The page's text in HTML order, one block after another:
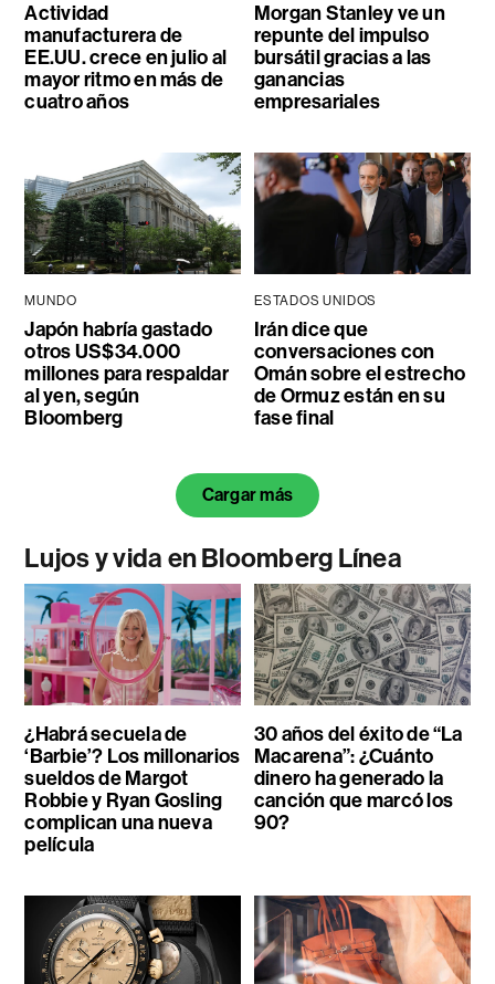
Actividad
manufacturera de
EE.UU. crece en julio al
mayor ritmo en más de
cuatro años
Morgan Stanley ve un
repunte del impulso
bursátil gracias a las
ganancias
empresariales
MUNDO
Japón habría gastado
otros US$34.000
millones para respaldar
al yen, según
Bloomberg
ESTADOS UNIDOS
Irán dice que
conversaciones con
Omán sobre el estrecho
de Ormuz están en su
fase final
Cargar más
Lujos y vida en Bloomberg Línea
¿Habrá secuela de
‘Barbie’? Los millonarios
sueldos de Margot
Robbie y Ryan Gosling
complican una nueva
película
30 años del éxito de “La
Macarena”: ¿Cuánto
dinero ha generado la
canción que marcó los
90?